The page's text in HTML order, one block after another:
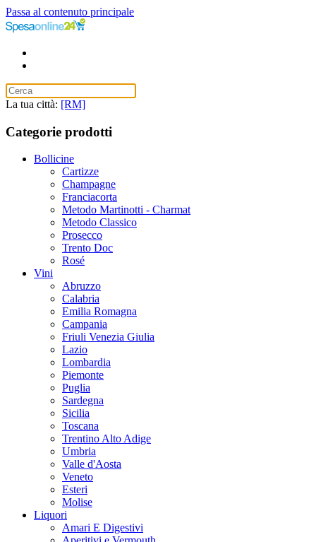
Passa al contenuto principale
La tua città: [RM]
Categorie prodotti
Bollicine
Cartizze
Champagne
Franciacorta
Metodo Martinotti - Charmat
Metodo Classico
Prosecco
Trento Doc
Rosé
Vini
Abruzzo
Calabria
Emilia Romagna
Campania
Friuli Venezia Giulia
Lazio
Lombardia
Piemonte
Puglia
Sardegna
Sicilia
Toscana
Trentino Alto Adige
Umbria
Valle d'Aosta
Veneto
Esteri
Molise
Liquori
Amari E Digestivi